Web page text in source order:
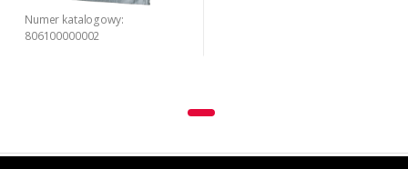
Numer katalogowy:
806100000002